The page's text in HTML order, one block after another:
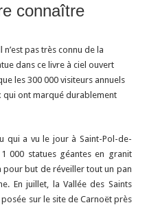
connaître
pas très connu de la
dans ce livre à ciel ouvert
les 300 000 visiteurs annuels
qui ont marqué durablement
qui a vu le jour à Saint-Pol-de-
000 statues géantes en granit
pour but de réveiller tout un pan
En juillet, la Vallée des Saints
sur le site de Carnoët près